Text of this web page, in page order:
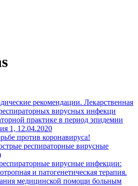
рекомендации. Лекарственная
вирусных инфекци
практике в период эпидемии
1, 12.04.2020
против коронавируса!
респираторные вирусные
вирусные инфекции:
и патогенетическая терапия.
медицинской помощи больным